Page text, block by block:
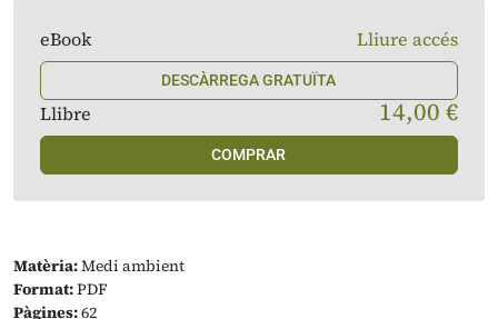
Matèria:Medi ambient
Format:PDF
Pàgines:62
eBook Lliure accés
DESCÀRREGA GRATUÏTA
Llibre 14,00 €
COMPRAR